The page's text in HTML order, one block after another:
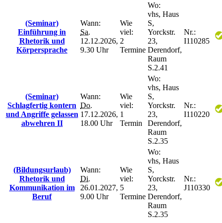
(Seminar)
Einführung in
Rhetorik und
Körpersprache
Wann:
Sa.
12.12.2026,
9.30 Uhr
Wie
viel:
2
Termine
Wo:
vhs, Haus
S,
Yorckstr.
23,
Derendorf,
Raum
S.2.41
Nr.:
I110285
(Seminar)
Schlagfertig kontern
und Angriffe gelassen
abwehren II
Wann:
Do.
17.12.2026,
18.00 Uhr
Wie
viel:
1
Termin
Wo:
vhs, Haus
S,
Yorckstr.
23,
Derendorf,
Raum
S.2.35
Nr.:
I110220
(Bildungsurlaub)
Rhetorik und
Kommunikation im
Beruf
Wann:
Di.
26.01.2027,
9.00 Uhr
Wie
viel:
5
Termine
Wo:
vhs, Haus
S,
Yorckstr.
23,
Derendorf,
Raum
S.2.35
Nr.:
J110330